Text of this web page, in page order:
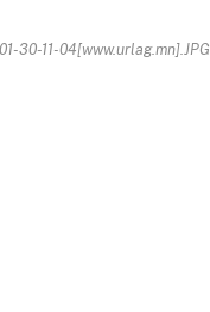
30-11-04[www.urlag.mn].JPG